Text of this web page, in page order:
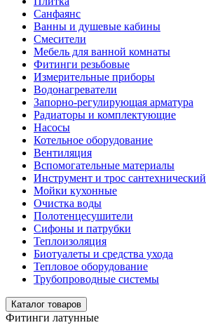
Санфаянс
Ванны и душевые кабины
Смесители
Мебель для ванной комнаты
Фитинги резьбовые
Измерительные приборы
Водонагреватели
Запорно-регулирующая арматура
Радиаторы и комплектующие
Насосы
Котельное оборудование
Вентиляция
Вспомогательные материалы
Инструмент и трос сантехнический
Мойки кухонные
Очистка воды
Полотенцесушители
Сифоны и патрубки
Теплоизоляция
Биотуалеты и средства ухода
Тепловое оборудование
Трубопроводные системы
Каталог товаров
Фитинги латунные